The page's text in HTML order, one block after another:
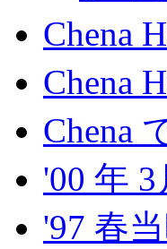
Chena
Chena
Chena
'00 年
'97 春